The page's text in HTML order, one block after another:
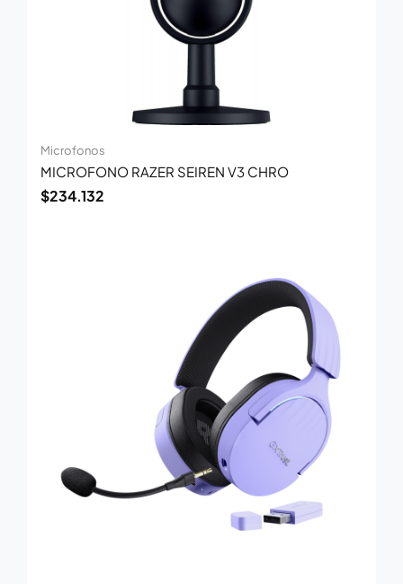
Microfonos
MICROFONO RAZER SEIREN V3 CHRO
$234.132